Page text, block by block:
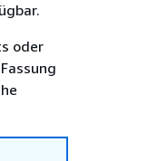
oder